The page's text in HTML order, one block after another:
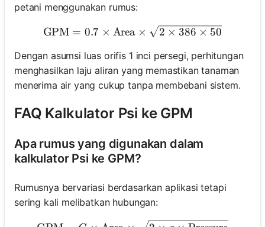
petani menggunakan rumus:
\text{GPM} = 0.7 \times
GPM = 0.7 × Area × 2 × 386 × 50
Dengan asumsi luas orifis 1 inci persegi, perhitungan
menghasilkan laju aliran yang memastikan tanaman
menerima air yang cukup tanpa membebani sistem.
FAQ Kalkulator Psi ke GPM
Apa rumus yang digunakan dalam
kalkulator Psi ke GPM?
Rumusnya bervariasi berdasarkan aplikasi tetapi
sering kali melibatkan hubungan: